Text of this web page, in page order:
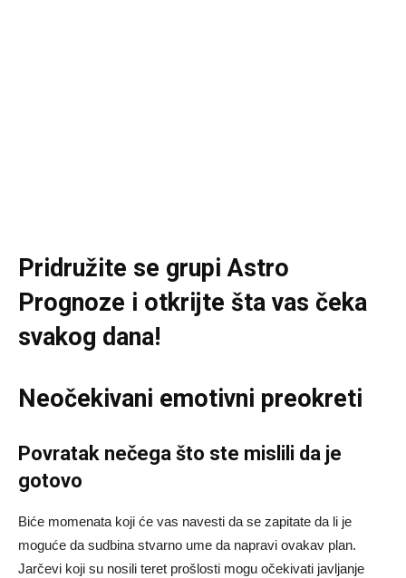
Pridružite se grupiAstro
Prognoze i otkrijte šta vas čeka
svakog dana!
Neočekivani emotivni preokreti
Povratak nečega što ste mislili da je
gotovo
Biće momenata koji će vas navesti da se zapitate da li je
moguće da sudbina stvarno ume da napravi ovakav plan.
Jarčevi koji su nosili teret prošlosti mogu očekivati javljanje